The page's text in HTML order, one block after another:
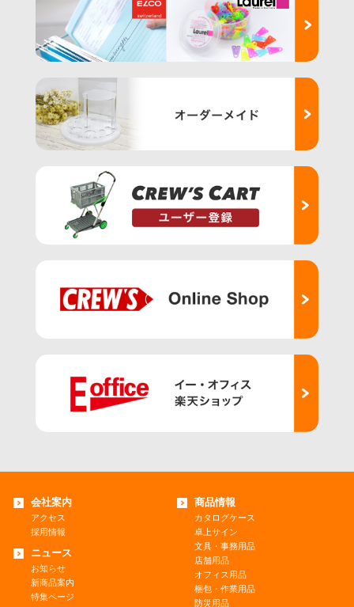
会社案内
アクセス
採用情報
ニュース
お知らせ
新商品案内
特集ページ
商品情報
カタログケース
卓上サイン
文具・事務用品
店舗用品
オフィス用品
梱包・作業用品
防災用品